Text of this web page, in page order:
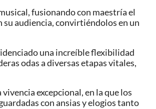
fusionando con maestría el
su audiencia, convirtiéndolos en un
una increíble flexibilidad
odas a diversas etapas vitales,
excepcional, en la que los
con ansias y elogios tanto